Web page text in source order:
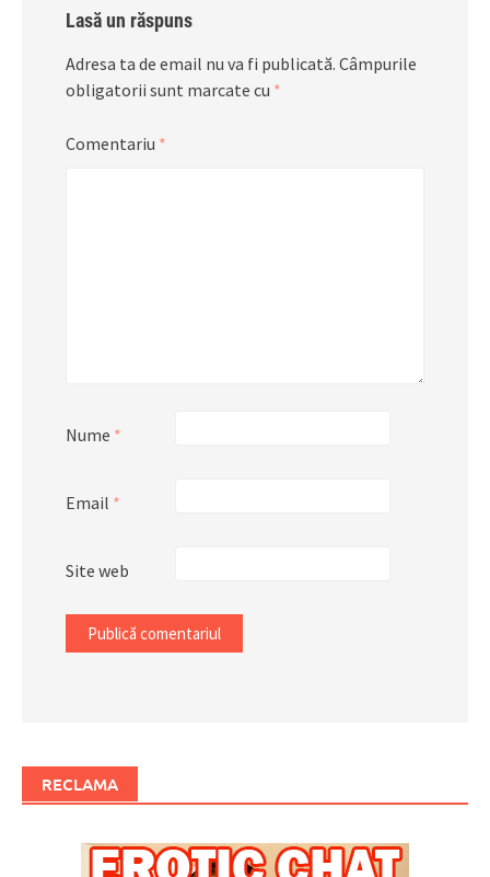
Lasă un răspuns
Adresa ta de email nu va fi publicată. Câmpurile
obligatorii sunt marcate cu *
Comentariu *
Nume *
Email *
Site web
RECLAMA